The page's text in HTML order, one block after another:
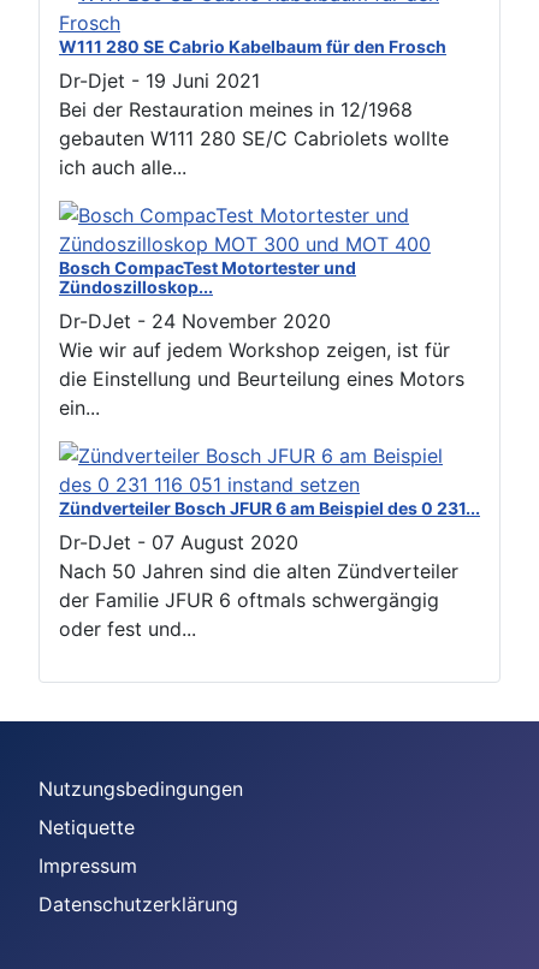
W111 280 SE Cabrio Kabelbaum für den Frosch
Dr-Djet - 19 Juni 2021
Bei der Restauration meines in 12/1968
gebauten W111 280 SE/C Cabriolets wollte
ich auch alle...
Bosch CompacTest Motortester und
Zündoszilloskop...
Dr-DJet - 24 November 2020
Wie wir auf jedem Workshop zeigen, ist für
die Einstellung und Beurteilung eines Motors
ein...
Zündverteiler Bosch JFUR 6 am Beispiel des 0 231...
Dr-DJet - 07 August 2020
Nach 50 Jahren sind die alten Zündverteiler
der Familie JFUR 6 oftmals schwergängig
oder fest und...
Nutzungsbedingungen
Netiquette
Impressum
Datenschutzerklärung